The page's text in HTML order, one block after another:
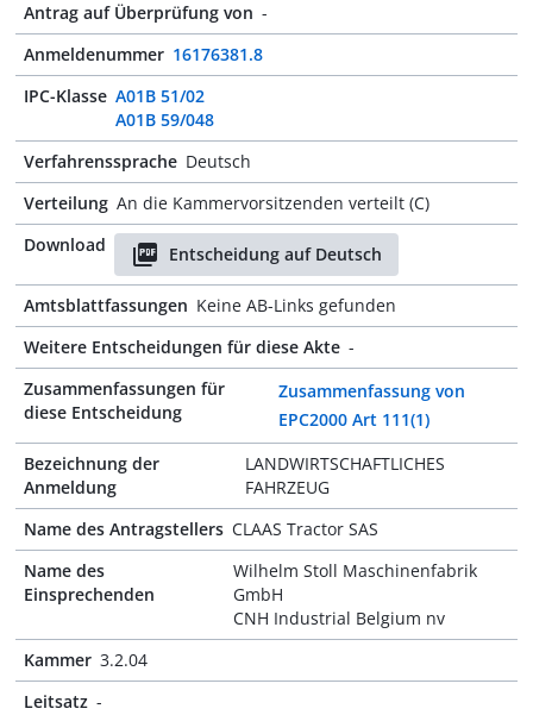
Antrag auf Überprüfung von -
Anmeldenummer 16176381.8
IPC-Klasse A01B 51/02
A01B 59/048
Verfahrenssprache Deutsch
Verteilung An die Kammervorsitzenden verteilt (C)
Download
Entscheidung auf Deutsch
Amtsblattfassungen Keine AB-Links gefunden
Weitere Entscheidungen für diese Akte -
Zusammenfassungen für
diese Entscheidung
Zusammenfassung von
EPC2000 Art 111(1)
Bezeichnung der
Anmeldung
LANDWIRTSCHAFTLICHES
FAHRZEUG
Name des Antragstellers CLAAS Tractor SAS
Name des
Einsprechenden
Wilhelm Stoll Maschinenfabrik
GmbH
CNH Industrial Belgium nv
Kammer 3.2.04
Leitsatz -